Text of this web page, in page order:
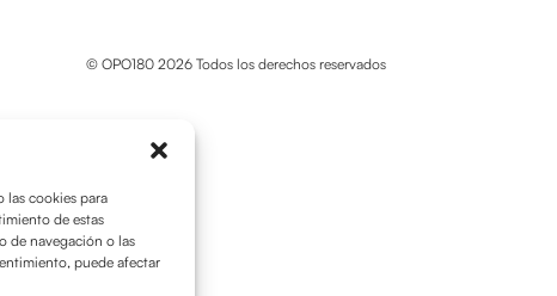
las cookies para
de estas
de navegación o las
puede afectar
© OPO180 2026 Todos los derechos reservados